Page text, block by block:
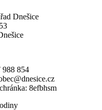
Dnešice
988 854
8efbhsm